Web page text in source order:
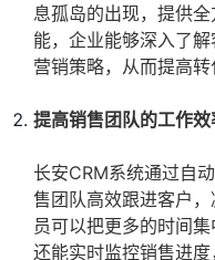
息孤岛的出现，提供
能，企业能够深入了
营销策略，从而提高转
提高销售团队的工作效
长安CRM系统通过自
售团队高效跟进客户
员可以把更多的时间
还能实时监控销售进